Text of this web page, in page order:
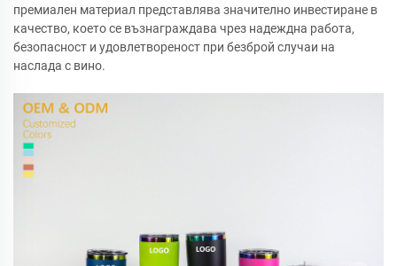
премиален материал представлява значително инвестиране в
качество, което се възнаграждава чрез надеждна работа,
безопасност и удовлетвореност при безброй случаи на
наслада с вино.